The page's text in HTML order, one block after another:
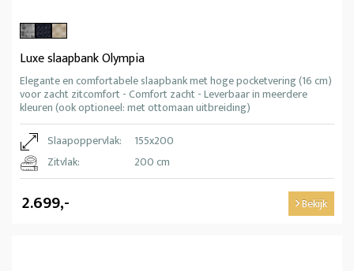
Luxe slaapbank Olympia
Elegante en comfortabele slaapbank met hoge pocketvering (16 cm)
voor zacht zitcomfort - Comfort zacht - Leverbaar in meerdere
kleuren (ook optioneel: met ottomaan uitbreiding)
Slaapoppervlak:
155x200
Zitvlak:
200 cm
2.699,- Bekijk